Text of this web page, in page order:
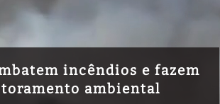
incêndios e fazem
ambiental